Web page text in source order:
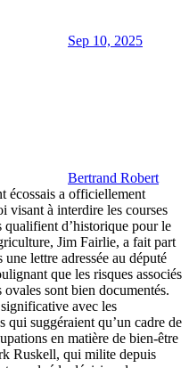
Sep 10, 2025
Bertrand Robert
écossais a officiellement
visant à interdire les courses
qualifient d’historique pour le
Jim Fairlie, a fait part
lettre adressée au député
que les risques associés
sont bien documentés.
avec les
qui suggéraient qu’un cadre de
en matière de bien-être
Ruskell, qui milite depuis